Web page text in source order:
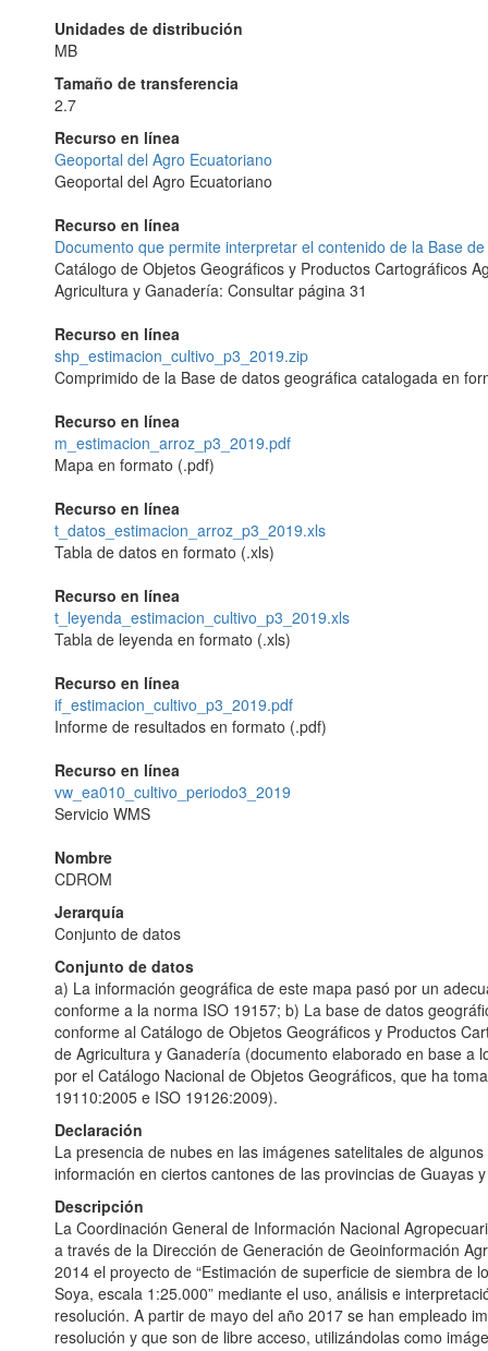
Unidades de distribución
MB
Tamaño de transferencia
2.7
Recurso en línea
Geoportal del Agro Ecuatoriano
Geoportal del Agro Ecuatoriano
Recurso en línea
Documento que permite interpretar el contenido de la Base
Catálogo de Objetos Geográficos y Productos Cartográficos
Agricultura y Ganadería: Consultar página 31
Recurso en línea
shp_estimacion_cultivo_p3_2019.zip
Comprimido de la Base de datos geográfica catalogada en
Recurso en línea
m_estimacion_arroz_p3_2019.pdf
Mapa en formato (.pdf)
Recurso en línea
t_datos_estimacion_arroz_p3_2019.xls
Tabla de datos en formato (.xls)
Recurso en línea
t_leyenda_estimacion_cultivo_p3_2019.xls
Tabla de leyenda en formato (.xls)
Recurso en línea
if_estimacion_cultivo_p3_2019.pdf
Informe de resultados en formato (.pdf)
Recurso en línea
vw_ea010_cultivo_periodo3_2019
Servicio WMS
Nombre
CDROM
Jerarquía
Conjunto de datos
Conjunto de datos
a) La información geográfica de este mapa pasó por un
conforme a la norma ISO 19157; b) La base de datos
conforme al Catálogo de Objetos Geográficos y Productos
de Agricultura y Ganadería (documento elaborado en base a
por el Catálogo Nacional de Objetos Geográficos, que ha
19110:2005 e ISO 19126:2009).
Declaración
La presencia de nubes en las imágenes satelitales de
información en ciertos cantones de las provincias de Guayas
Descripción
La Coordinación General de Información Nacional
a través de la Dirección de Generación de Geoinformación
2014 el proyecto de “Estimación de superficie de siembra de
Soya, escala 1:25.000” mediante el uso, análisis e
resolución. A partir de mayo del año 2017 se han empleado
resolución y que son de libre acceso, utilizándolas como